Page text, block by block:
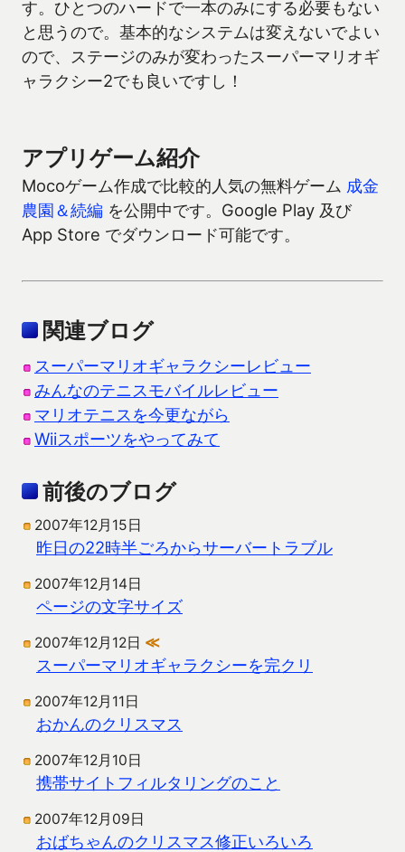
す。ひとつのハードで一本のみにする必要もない
と思うので。基本的なシステムは変えないでよい
ので、ステージのみが変わったスーパーマリオギ
ャラクシー2でも良いですし！
アプリゲーム紹介
Mocoゲーム作成で比較的人気の無料ゲーム 成金
農園＆続編 を公開中です。Google Play 及び
App Store でダウンロード可能です。
関連ブログ
スーパーマリオギャラクシーレビュー
みんなのテニスモバイルレビュー
マリオテニスを今更ながら
Wiiスポーツをやってみて
前後のブログ
2007年12月15日
昨日の22時半ごろからサーバートラブル
2007年12月14日
ページの文字サイズ
2007年12月12日 ≪
スーパーマリオギャラクシーを完クリ
2007年12月11日
おかんのクリスマス
2007年12月10日
携帯サイトフィルタリングのこと
2007年12月09日
おばちゃんのクリスマス修正いろいろ